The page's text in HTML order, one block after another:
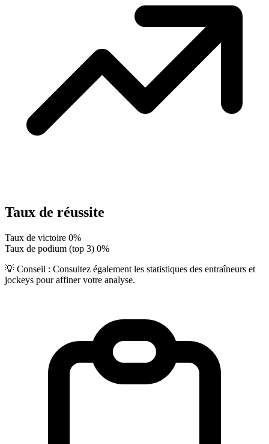
Taux de réussite
Taux de victoire 0%
Taux de podium (top 3) 0%
💡 Conseil : Consultez également les statistiques des entraîneurs et
jockeys pour affiner votre analyse.